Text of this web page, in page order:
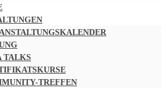
TALKS
TREFFEN